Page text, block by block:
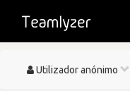
Toggle
Utilizador anónimo